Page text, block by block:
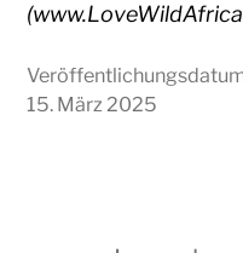
15. März 2025